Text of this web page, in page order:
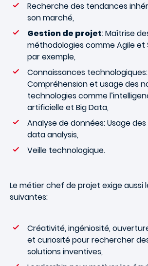
Recherche des tendances
son marché,
Gestion de projet: Maîtrise
méthodologies comme Agile et
par exemple,
Connaissances technologiques:
Compréhension et usage des
technologies comme
artificielle et Big Data,
Analyse de données: Usage
data analysis,
Veille technologique.
Le métier chef de projet exige aussi
suivantes:
Créativité, ingéniosité,
et curiosité pour rechercher
solutions inventives,